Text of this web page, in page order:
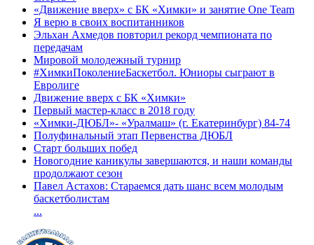
«Движение вверх» с БК «Химки» и занятие One Team
Я верю в своих воспитанников
Эльхан Ахмедов повторил рекорд чемпионата по
передачам
Мировой молодежный турнир
#ХимкиПоколениеБаскетбол. Юниоры сыграют в
Евролиге
Движение вверх с БК «Химки»
Первый мастер-класс в 2018 году
«Химки-ДЮБЛ»- «Уралмаш» (г. Екатеринбург) 84-74
Полуфинальный этап Первенства ДЮБЛ
Старт больших побед
Новогодние каникулы завершаются, и наши команды
продолжают сезон
Павел Астахов: Стараемся дать шанс всем молодым
баскетболистам
...